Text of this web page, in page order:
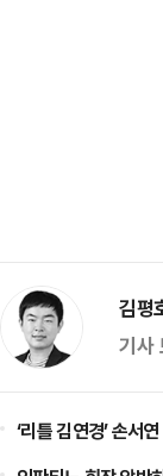
김
기사
‘리틀 김연경’ 손서